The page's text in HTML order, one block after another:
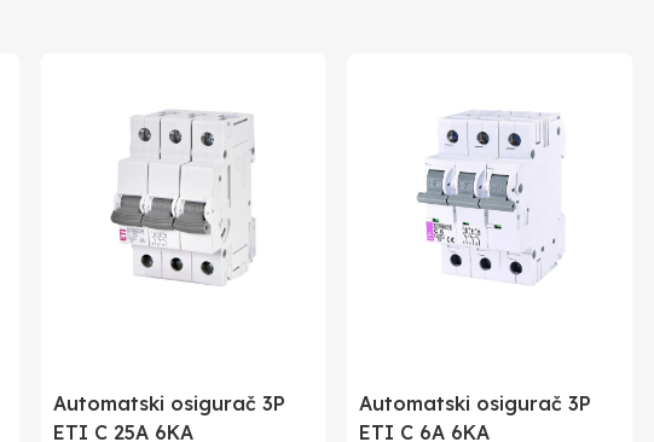
Automatski osigurač 3P
ETI C 25A 6KA
Automatski osigurač 3P
ETI C 6A 6KA